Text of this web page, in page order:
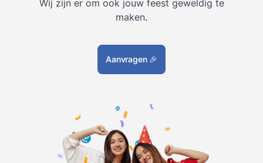
Wij zijn er om ook jouw feest geweldig te
maken.
Aanvragen 🎉